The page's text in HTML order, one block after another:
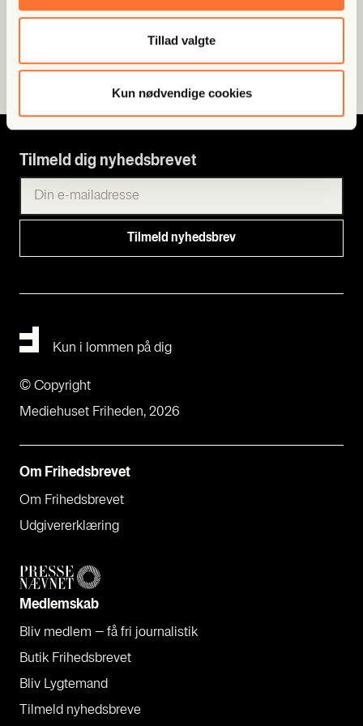
Tillad valgte
Kun nødvendige cookies
Fri Poli­tik
Nord Stream-sabo­ta­gen: Tys­
kland mener, at Ukrai­ne stod
bag – men i...
Tilmeld dig nyhedsbrevet
Om Fri­heds­bre­vet
Om Fri­heds­bre­vet
Udgi­ve­rer­klæ­ring
Med­lem­skab
Bliv med­lem – få fri jour­na­li­stik
Butik Fri­heds­bre­vet
Bliv Lyg­te­mand
Til­meld nyheds­bre­ve
Kun i lommen på dig
Mediehuset Friheden, 2026
© Copyright